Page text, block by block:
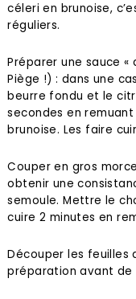
céleri en brunoise,
réguliers.
Préparer une sauce
Piège !) : dans une
beurre fondu et le
secondes en
brunoise. Les faire
Couper en gros
obtenir une
semoule. Mettre le
cuire 2 minutes en
Découper les feuilles
préparation avant de